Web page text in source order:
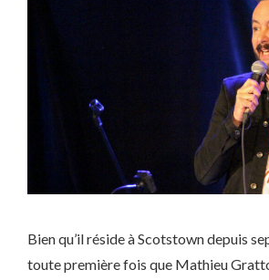
Bien qu’il réside à Scotstown depuis
toute première fois que Mathieu